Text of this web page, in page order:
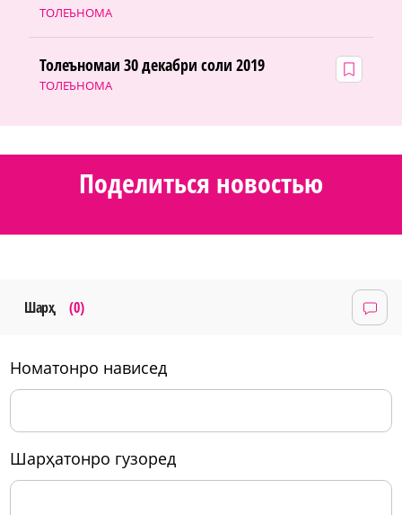
ТОЛЕЪНОМА
ТОЛЕЪНОМА
Толеъномаи 30 декабри соли 2019
Поделиться новостью
Шарҳ (0)
номатонро нависед
шарҳатонро гузоред